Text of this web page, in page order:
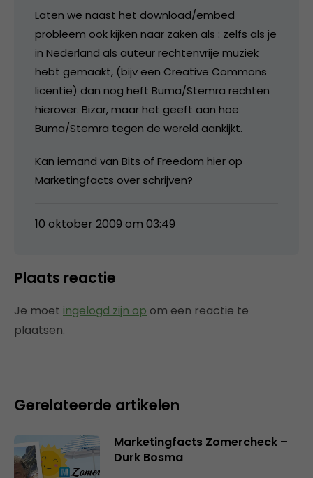
Laten we naast het download/embed
probleem ook kijken naar zaken als : zelfs als je
in Nederland als auteur rechtenvrije muziek
hebt gemaakt, (bijv een Creative Commons
licentie) dan nog heft Buma/Stemra rechten
hierover. Bizar, maar het geeft aan hoe
Buma/Stemra tegen de wereld aankijkt.
Kan iemand van Bits of Freedom hier op
Marketingfacts over schrijven?
10 oktober 2009 om 03:49
Plaats reactie
Je moet ingelogd zijn op om een reactie te
plaatsen.
Gerelateerde artikelen
Marketingfacts Zomercheck –
Durk Bosma